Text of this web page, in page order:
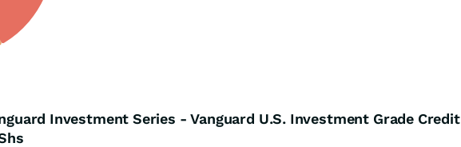
Investment Series - Vanguard U.S. Investment Grade Credit